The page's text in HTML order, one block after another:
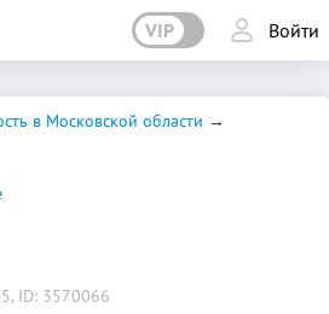
VIP Войти
в Московской области
ID: 3570066